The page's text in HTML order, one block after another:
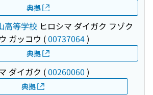
典拠
高等学校 ヒロシマ ダイガク フゾク
ガッコウ (00737064)
典拠
ダイガク (00260060 )
典拠